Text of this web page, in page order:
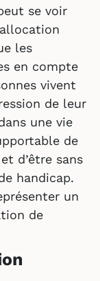
se voir
les
en compte
vivent
de leur
une vie
de
d’être sans
handicap.
un
de